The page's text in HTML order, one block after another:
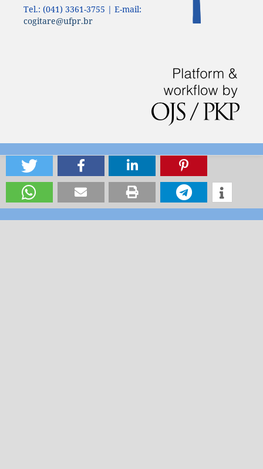
Tel.: (041) 3361-3755 | E-mail:
cogitare@ufpr.br